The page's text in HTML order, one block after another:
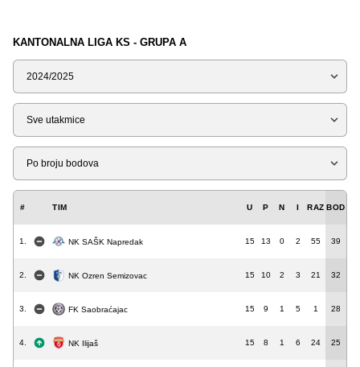
KANTONALNA LIGA KS - GRUPA A
Sezona
Tip
Liga
# TIM U P N I RAZ BOD
1. NK SAŠK Napredak 15 13 0 2 55 39
2. NK Ozren Semizovac 15 10 2 3 21 32
3. FK Saobraćajac 15 9 1 5 1 28
4. NK Ilijaš 15 8 1 6 24 25